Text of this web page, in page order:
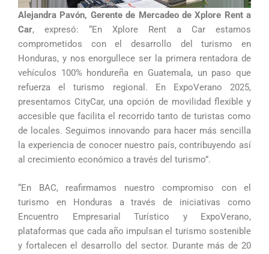
Alejandra Pavón, Gerente de Mercadeo de Xplore Rent a
Car, expresó: “En Xplore Rent a Car estamos
comprometidos con el desarrollo del turismo en
Honduras, y nos enorgullece ser la primera rentadora de
vehículos 100% hondureña en Guatemala, un paso que
refuerza el turismo regional. En ExpoVerano 2025,
presentamos CityCar, una opción de movilidad flexible y
accesible que facilita el recorrido tanto de turistas como
de locales. Seguimos innovando para hacer más sencilla
la experiencia de conocer nuestro país, contribuyendo así
al crecimiento económico a través del turismo”.
“En BAC, reafirmamos nuestro compromiso con el
turismo en Honduras a través de iniciativas como
Encuentro Empresarial Turístico y ExpoVerano,
plataformas que cada año impulsan el turismo sostenible
y fortalecen el desarrollo del sector. Durante más de 20